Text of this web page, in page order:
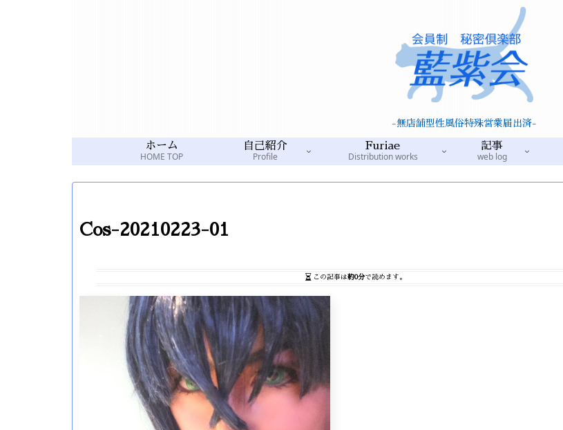
-無店舗型性風俗特殊営業届出済-
ホーム
HOME TOP
自己紹介
Profile
Furiae
Distribution works
記事
web log
Cos-20210223-01
この記事は約0分で読めます。